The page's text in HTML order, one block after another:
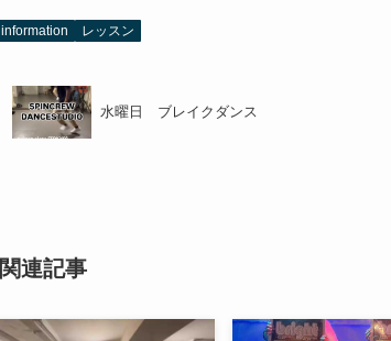
information レッスン
水曜日 ブレイクダンス
関連記事